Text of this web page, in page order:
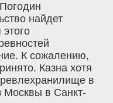
найдет
К сожалению,
Казна хотя
в
Москвы в Санкт-